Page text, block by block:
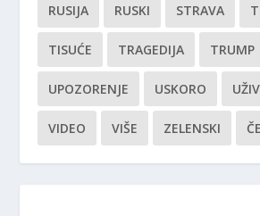
RUSIJA RUSKI STRAVA
TISUĆE TRAGEDIJA TRUMP
UPOZORENJE USKORO
VIDEO VIŠE ZELENSKI